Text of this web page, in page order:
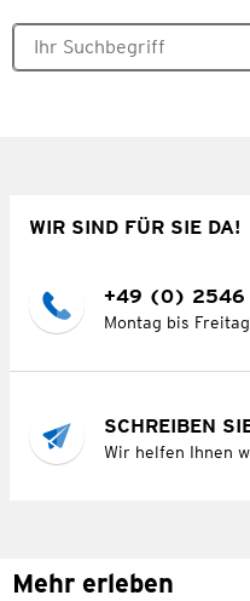
WIR SIND FÜR SIE DA!
+49 (0) 2546
Montag bis
SCHREIBEN
Wir helfen Ihnen
Mehr erleben